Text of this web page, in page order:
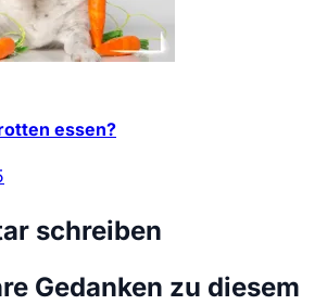
essen?
schreiben
Gedanken zu diesem